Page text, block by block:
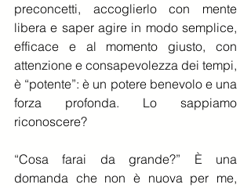
preconcetti, accoglierlo con mente
libera e saper agire in modo semplice,
efficace e al momento giusto, con
attenzione e consapevolezza dei tempi,
è “potente”: è un potere benevolo e una
forza profonda. Lo sappiamo
riconoscere?
“Cosa farai da grande?” È una
domanda che non è nuova per me,